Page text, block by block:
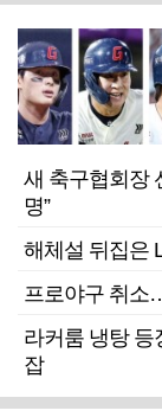
새 축구협회장
명”
해체설 뒤집은
프로야구 취소
라커룸 냉탕
잡